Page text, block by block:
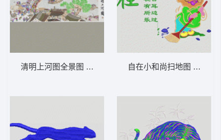
清明上河图全景图 清明上河图 1米宽自在小和尚扫地图 字画-